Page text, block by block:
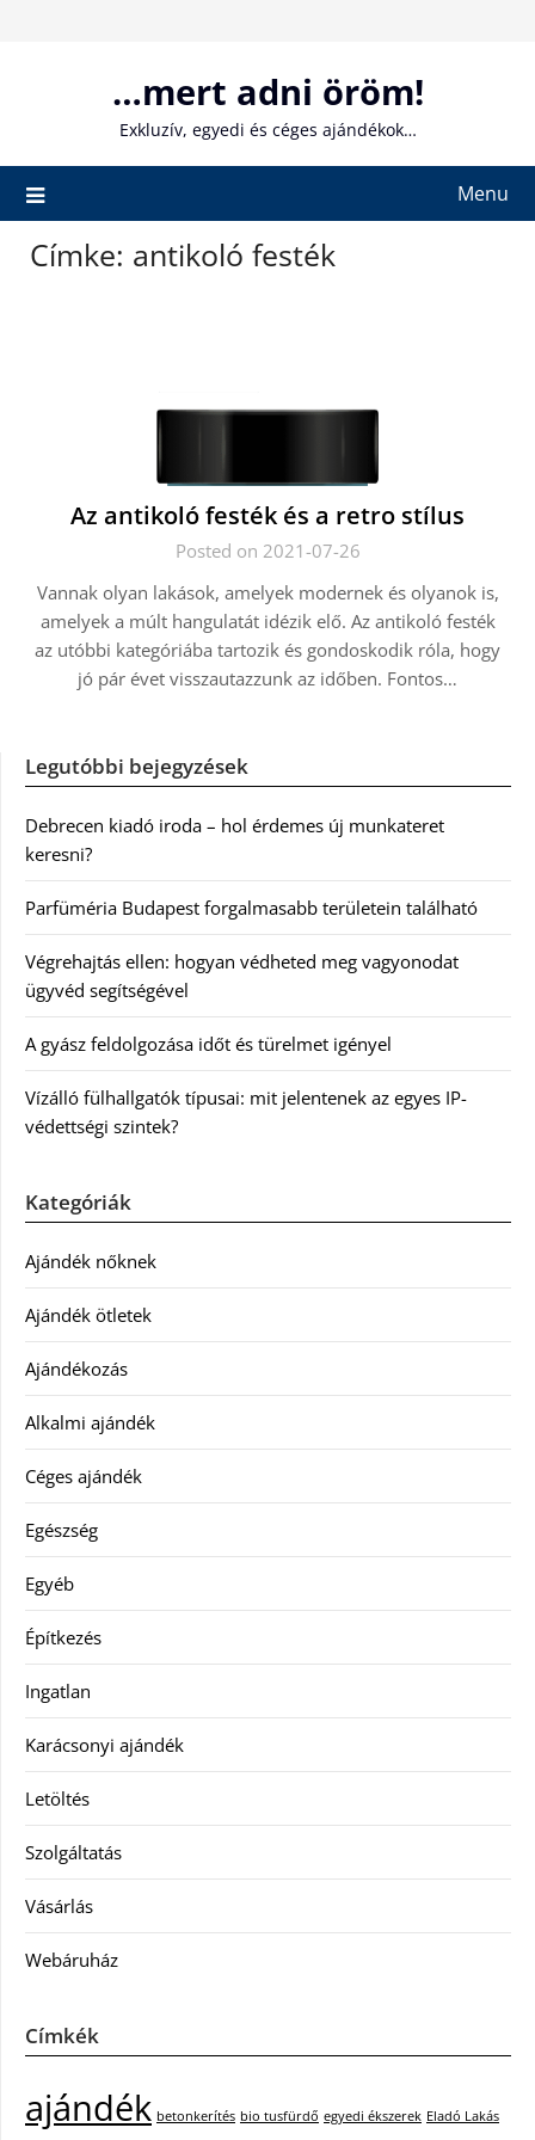
…mert adni öröm!
Exkluzív, egyedi és céges ajándékok…
Menu
Címke: antikoló festék
Az antikoló festék és a retro stílus
Posted on 2021-07-26
Vannak olyan lakások, amelyek modernek és olyanok is,
amelyek a múlt hangulatát idézik elő. Az antikoló festék
az utóbbi kategóriába tartozik és gondoskodik róla, hogy
jó pár évet visszautazzunk az időben. Fontos…
Legutóbbi bejegyzések
Debrecen kiadó iroda – hol érdemes új munkateret
keresni?
Parfüméria Budapest forgalmasabb területein található
Végrehajtás ellen: hogyan védheted meg vagyonodat
ügyvéd segítségével
A gyász feldolgozása időt és türelmet igényel
Vízálló fülhallgatók típusai: mit jelentenek az egyes IP-
védettségi szintek?
Kategóriák
Ajándék nőknek
Ajándék ötletek
Ajándékozás
Alkalmi ajándék
Céges ajándék
Egészség
Egyéb
Építkezés
Ingatlan
Karácsonyi ajándék
Letöltés
Szolgáltatás
Vásárlás
Webáruház
Címkék
ajándék betonkerítés bio tusfürdő egyedi ékszerek Eladó Lakás